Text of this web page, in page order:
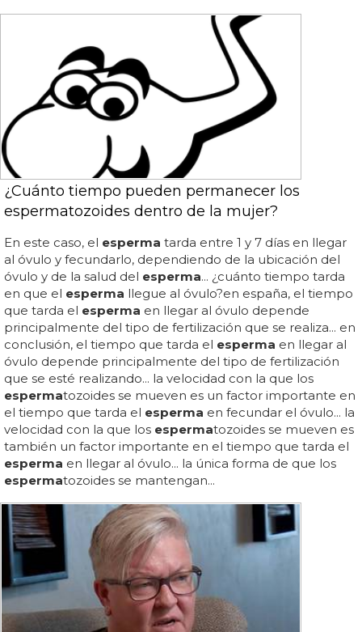
¿Cuánto tiempo pueden permanecer los
espermatozoides dentro de la mujer?
En este caso, el esperma tarda entre 1 y 7 días en llegar
al óvulo y fecundarlo, dependiendo de la ubicación del
óvulo y de la salud del esperma... ¿cuánto tiempo tarda
en que el esperma llegue al óvulo?en españa, el tiempo
que tarda el esperma en llegar al óvulo depende
principalmente del tipo de fertilización que se realiza... en
conclusión, el tiempo que tarda el esperma en llegar al
óvulo depende principalmente del tipo de fertilización
que se esté realizando... la velocidad con la que los
espermatozoides se mueven es un factor importante en
el tiempo que tarda el esperma en fecundar el óvulo... la
velocidad con la que los espermatozoides se mueven es
también un factor importante en el tiempo que tarda el
esperma en llegar al óvulo... la única forma de que los
espermatozoides se mantengan...